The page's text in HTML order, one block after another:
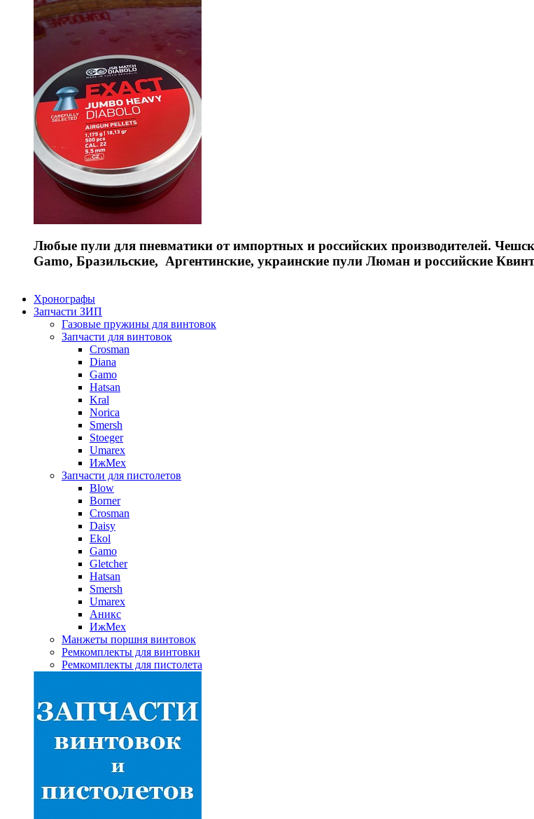
Любые пули для пневматики от импортных и российских производителей.
Gamo, Бразильские, Аргентинские, украинские пули Люман и российские
Хронографы
Запчасти ЗИП
Газовые пружины для винтовок
Запчасти для винтовок
Crosman
Diana
Gamo
Hatsan
Kral
Norica
Smersh
Stoeger
Umarex
ИжМех
Запчасти для пистолетов
Blow
Borner
Crosman
Daisy
Ekol
Gamo
Gletcher
Hatsan
Smersh
Umarex
Аникс
ИжМех
Манжеты поршня винтовок
Ремкомплекты для винтовки
Ремкомплекты для пистолета